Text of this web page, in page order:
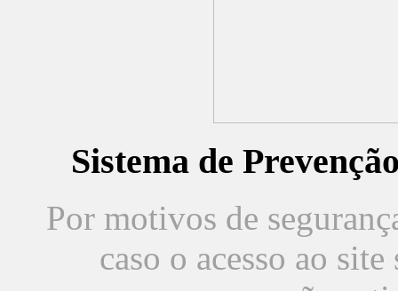
Sistema de
Por motivos de
caso o acesso ao